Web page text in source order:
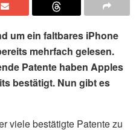
um ein faltbares iPhone
mehrfach gelesen.
Patente haben Apples
bestätigt. Nun gibt es
viele bestätigte Patente zu